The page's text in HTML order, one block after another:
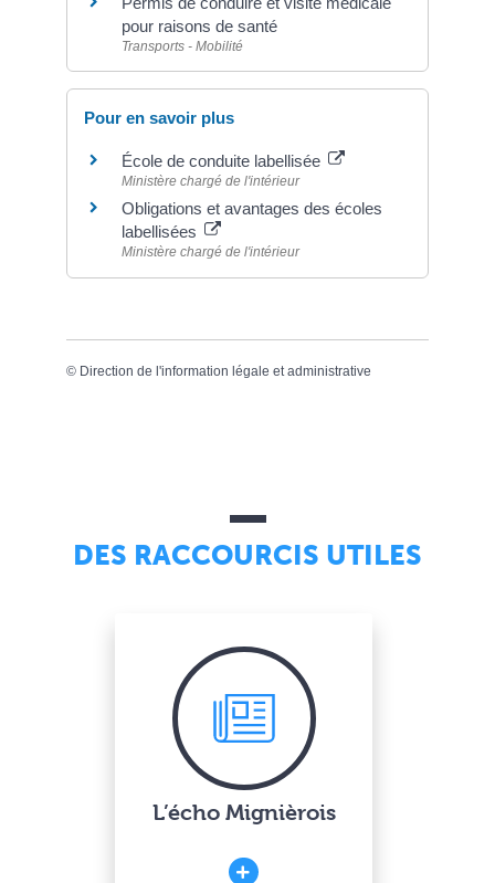
pour raisons de santé
Transports - Mobilité
Pour en savoir plus
École de conduite labellisée
Ministère chargé de l'intérieur
Obligations et avantages des écoles
labellisées
Ministère chargé de l'intérieur
© Direction de l'information légale et administrative
DES RACCOURCIS UTILES
L’écho Mignièrois